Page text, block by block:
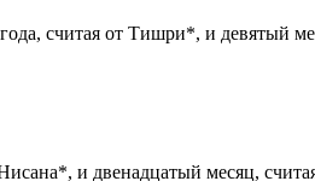
считая от Тишри*, и девятый
и двенадцатый месяц,